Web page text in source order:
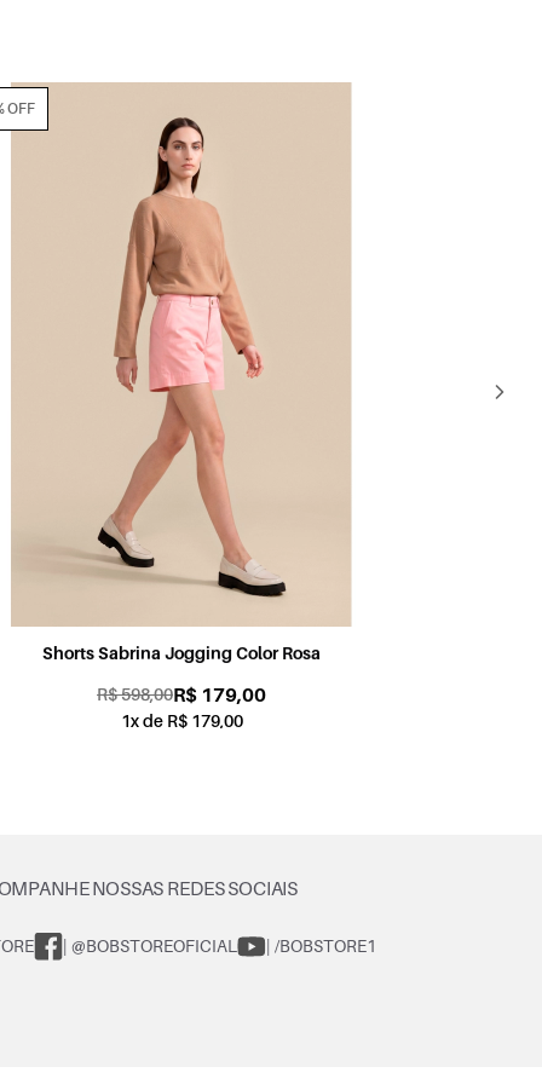
Shorts Sabrina Jogging Color Petróleo
R$ 598,00R$ 179,00
1x de R$ 179,00
70% OFF
NOSSAS REDES SOCIAIS
| @BOBSTOREOFICIAL | /BOBSTORE1